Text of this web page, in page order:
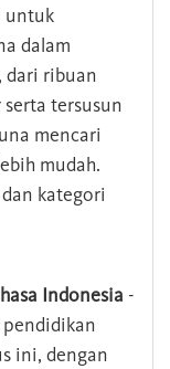
untuk
dalam
dari ribuan
tersusun
mencari
mudah.
kategori
Indonesia -
ini, dengan